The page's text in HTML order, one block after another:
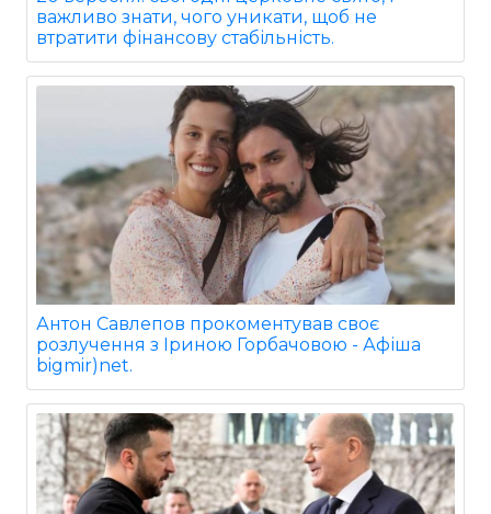
важливо знати, чого уникати, щоб не
втратити фінансову стабільність.
Антон Савлепов прокоментував своє
розлучення з Іриною Горбачовою - Афіша
bigmir)net.